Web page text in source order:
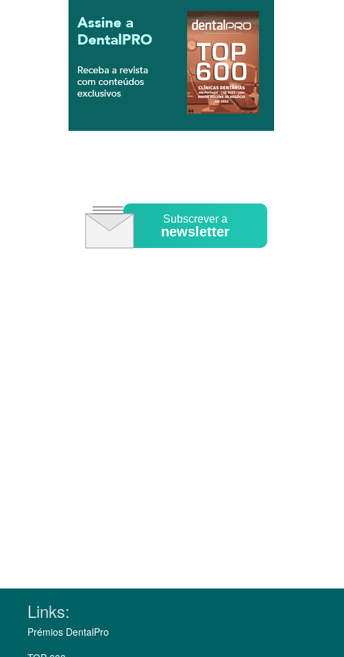
Subscrever a
newsletter
Links:
Prémios DentalPro